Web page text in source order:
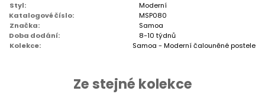
Styl:
Moderní
Katalogové číslo:
MSP080
Značka:
Samoa
Doba dodání:
8-10 týdnů
Kolekce:
Samoa - Moderní čalouněné postele
Ze stejné kolekce